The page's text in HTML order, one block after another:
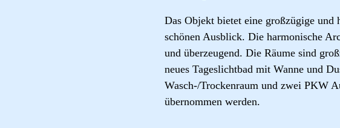
Das Objekt bietet eine großzügige und
schönen Ausblick. Die harmonische
und überzeugend. Die Räume sind
neues Tageslichtbad mit Wanne und
Wasch-/Trockenraum und zwei PKW
übernommen werden.